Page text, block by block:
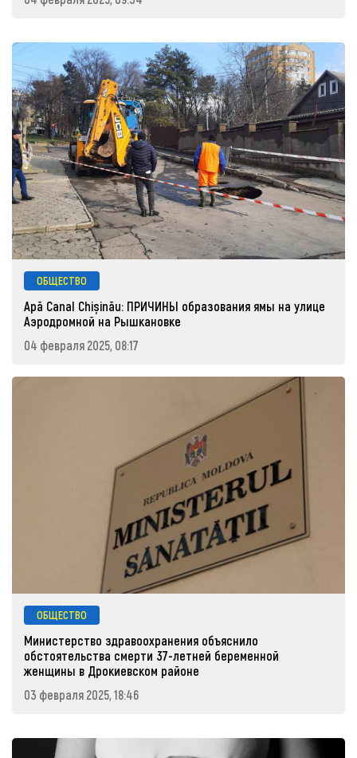
ОБЩЕСТВО
Apă Canal Chișinău: ПРИЧИНЫ образования ямы на улице
Аэродромной на Рышкановке
04 февраля 2025, 08:17
ОБЩЕСТВО
Министерство здравоохранения объяснило
обстоятельства смерти 37-летней беременной
женщины в Дрокиевском районе
03 февраля 2025, 18:46